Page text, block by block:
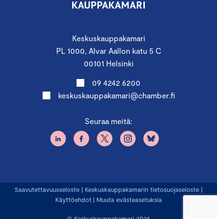
Keskuskauppakamari
PL 1000, Alvar Aallon katu 5 C
00101 Helsinki
09 4242 6200
keskuskauppakamari@chamber.fi
Seuraa meitä:
Saavutettavuusseloste | Keskuskauppakamarin tietosuojaseloste |
Käyttöehdot | Muuta evästeasetuksia